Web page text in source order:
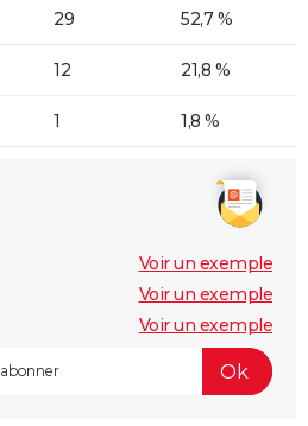
29 52,7 %
12 21,8 %
1 1,8 %
Voir un exemple
Voir un exemple
Voir un exemple